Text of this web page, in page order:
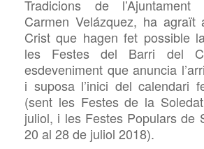
Tradicions de l’Ajuntament
Carmen Velázquez, ha agraït
Crist que hagen fet possible
les Festes del Barri del
esdeveniment que anuncia
i suposa l’inici del calendari
(sent les Festes de la
juliol, i les Festes Populars de
20 al 28 de juliol 2018).